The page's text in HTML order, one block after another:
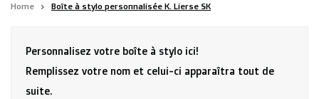
Marktrock
Alpecin Premier Tech /Fenix Premier Tech
Home Boîte à stylo personnalisée K. Lierse SK
Personnalisez votre boîte à stylo ici!
Remplissez votre nom et celui-ci apparaîtra tout de
suite.